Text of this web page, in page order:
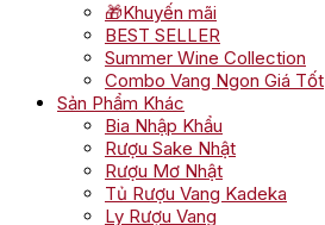
🎁Khuyến mãi
BEST SELLER
Summer Wine Collection
Combo Vang Ngon Giá Tốt
Sản Phẩm Khác
Bia Nhập Khẩu
Rượu Sake Nhật
Rượu Mơ Nhật
Tủ Rượu Vang Kadeka
Ly Rượu Vang